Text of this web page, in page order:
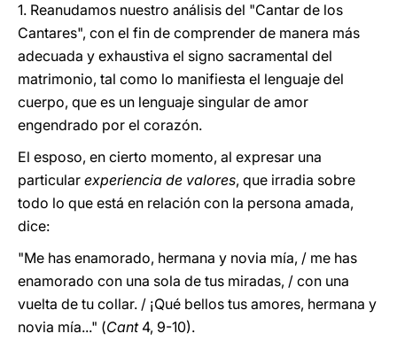
1. Reanudamos nuestro análisis del "Cantar de los
Cantares", con el fin de comprender de manera más
adecuada y exhaustiva el signo sacramental del
matrimonio, tal como lo manifiesta el lenguaje del
cuerpo, que es un lenguaje singular de amor
engendrado por el corazón.
El esposo, en cierto momento, al expresar una
particular experiencia de valores, que irradia sobre
todo lo que está en relación con la persona amada,
dice:
"Me has enamorado, hermana y novia mía, / me has
enamorado con una sola de tus miradas, / con una
vuelta de tu collar. / ¡Qué bellos tus amores, hermana y
novia mía..." (Cant 4, 9-10).